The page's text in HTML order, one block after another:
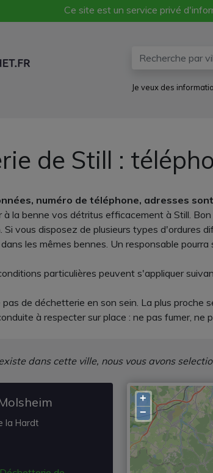
Ce site est un service privé
Je veux des
de Still :
numéro de téléphone, adresses
à la benne vos détritus efficacement à Still.
Si vous disposez de plusieurs types
les mêmes bennes. Un responsable
particulières peuvent s'appliquer
pas de déchetterie en son sein. La plus
à respecter sur place : ne pas fumer,
dans cette ville, nous vous avons
la Hardt
+
−